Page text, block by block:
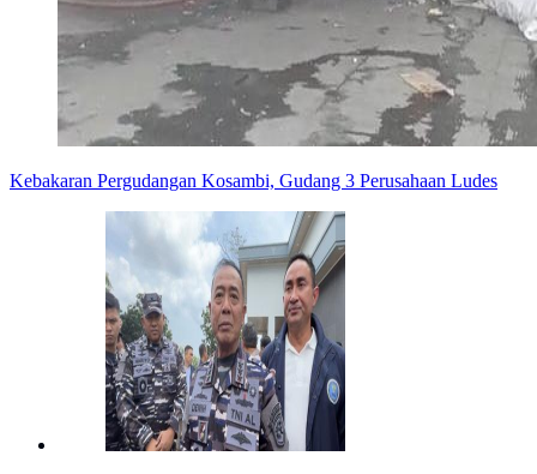
Kebakaran Pergudangan Kosambi, Gudang 3 Perusahaan Ludes